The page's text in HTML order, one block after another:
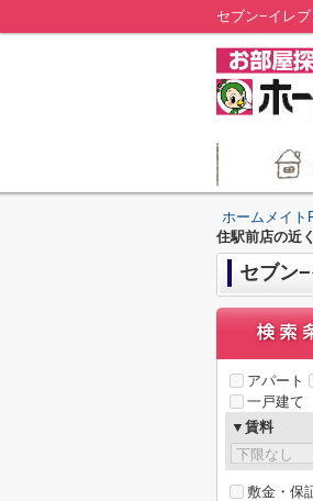
セブン−イレ
ホームメイト
住駅前店の近
セブン
アパート
一戸建て
▼賃料
敷金・保